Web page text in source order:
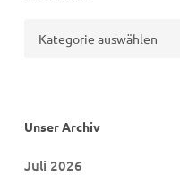
Unser Archiv
Juli 2026